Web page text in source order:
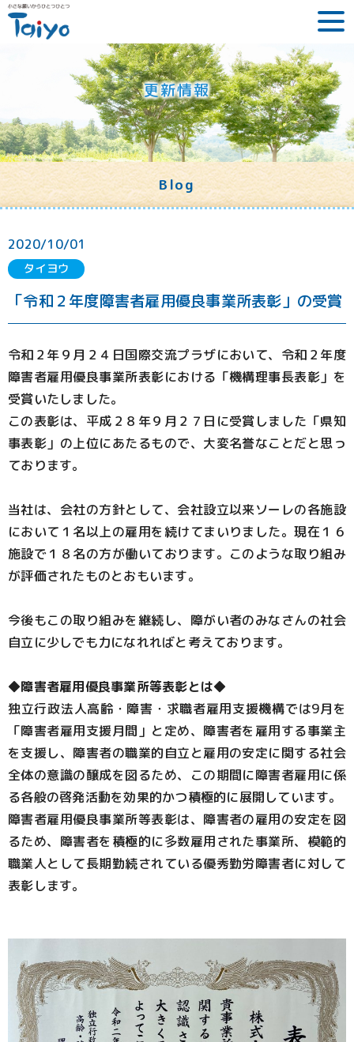
更新情報
Blog
2020/10/01
タイヨウ
「令和２年度障害者雇用優良事業所表彰」の受賞
令和２年９月２４日国際交流プラザにおいて、令和２年度
障害者雇用優良事業所表彰における「機構理事長表彰」を
受賞いたしました。
この表彰は、平成２８年９月２７日に受賞しました「県知
事表彰」の上位にあたるもので、大変名誉なことだと思っ
ております。
当社は、会社の方針として、会社設立以来ソーレの各施設
において１名以上の雇用を続けてまいりました。現在１６
施設で１８名の方が働いております。このような取り組み
が評価されたものとおもいます。
今後もこの取り組みを継続し、障がい者のみなさんの社会
自立に少しでも力になれればと考えております。
◆障害者雇用優良事業所等表彰とは◆
独立行政法人高齢・障害・求職者雇用支援機構では9月を
「障害者雇用支援月間」と定め、障害者を雇用する事業主
を支援し、障害者の職業的自立と雇用の安定に関する社会
全体の意識の醸成を図るため、この期間に障害者雇用に係
る各般の啓発活動を効果的かつ積極的に展開しています。
障害者雇用優良事業所等表彰は、障害者の雇用の安定を図
るため、障害者を積極的に多数雇用された事業所、模範的
職業人として長期勤続されている優秀勤労障害者に対して
表彰します。